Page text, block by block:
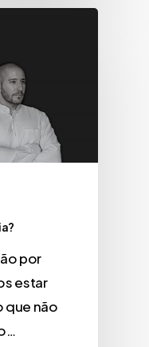
por
estar
que não